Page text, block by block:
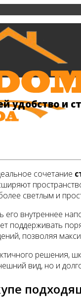
удобство и
сочетание
светлым и
его внутреннее
поддерживать
позволяя
решения,
вид, но и